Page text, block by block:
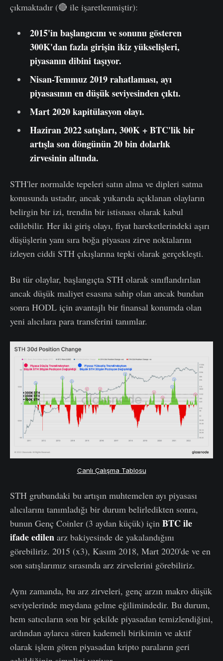
çıkmaktadır (🔴 ile işaretlenmiştir):
2015'in başlangıcını ve sonunugösteren
300K'dan fazla girişin ikiz yükselişleri,
piyasanın dibini taşıyor.
Nisan-Temmuz 2019 rahatlaması, ayı
piyasasının en düşük seviyesinden çıktı.
Mart 2020 kapitülasyon olayı.
Haziran 2022 satışları, 300K + BTC'lik bir
artışla son döngünün 20 bin dolarlık
zirvesinin altında.
STH'ler normalde tepeleri satın alma ve dipleri satma
konusunda ustadır, ancak yukarıda açıklanan olayların
belirgin bir izi, trendin bir istisnası olarak kabul
edilebilir. Her iki giriş olayı, fiyat hareketlerindeki aşırı
düşüşlerin yanı sıra boğa piyasası zirve noktalarını
izleyen ciddi STH çıkışlarına tepki olarak gerçekleşti.
Bu tür olaylar, başlangıçta STH olarak sınıflandırılan
ancak düşük maliyet esasına sahip olan ancak bundan
sonra HODL için avantajlı bir finansal konumda olan
yeni alıcılara para transferini tanımlar.
Canlı Çalışma Tablosu
STH grubundaki bu artışın muhtemelen ayı piyasası
alıcılarını tanımladığı bir durum belirledikten sonra,
bunun Genç Coinler (3 aydan küçük) için BTC ile
ifade edilen arz bakiyesinde de yakalandığını
görebiliriz. 2015 (x3), Kasım 2018, Mart 2020'de ve en
son satışlarımız sırasında arz zirvelerini görebiliriz.
Aynı zamanda, bu arz zirveleri, genç arzın makro düşük
seviyelerinde meydana gelme eğilimindedir. Bu durum,
hem satıcıların son bir şekilde piyasadan temizlendiğini,
ardından aylarca süren kademeli birikimin ve aktif
olarak işlem gören piyasadan kripto paraların geri